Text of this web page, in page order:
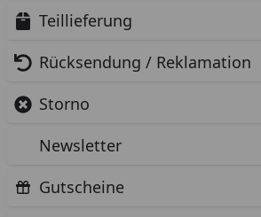
Teillieferung
Rücksendung / Reklamation
Storno
Newsletter
Gutscheine